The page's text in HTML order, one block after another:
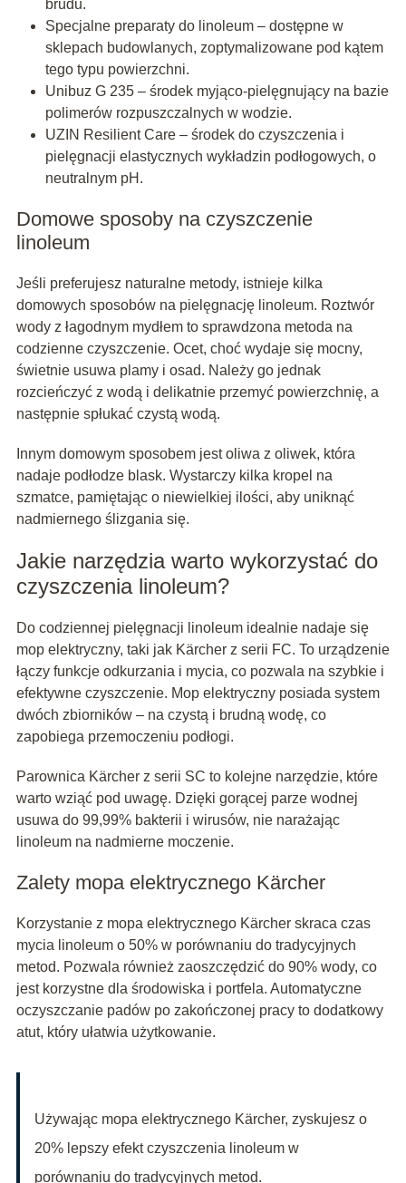
brudu.
Specjalne preparaty do linoleum – dostępne w
sklepach budowlanych, zoptymalizowane pod kątem
tego typu powierzchni.
Unibuz G 235 – środek myjąco-pielęgnujący na bazie
polimerów rozpuszczalnych w wodzie.
UZIN Resilient Care – środek do czyszczenia i
pielęgnacji elastycznych wykładzin podłogowych, o
neutralnym pH.
Domowe sposoby na czyszczenie
linoleum
Jeśli preferujesz naturalne metody, istnieje kilka
domowych sposobów na pielęgnację linoleum. Roztwór
wody z łagodnym mydłem to sprawdzona metoda na
codzienne czyszczenie. Ocet, choć wydaje się mocny,
świetnie usuwa plamy i osad. Należy go jednak
rozcieńczyć z wodą i delikatnie przemyć powierzchnię, a
następnie spłukać czystą wodą.
Innym domowym sposobem jest oliwa z oliwek, która
nadaje podłodze blask. Wystarczy kilka kropel na
szmatce, pamiętając o niewielkiej ilości, aby uniknąć
nadmiernego ślizgania się.
Jakie narzędzia warto wykorzystać do
czyszczenia linoleum?
Do codziennej pielęgnacji linoleum idealnie nadaje się
mop elektryczny, taki jak Kärcher z serii FC. To urządzenie
łączy funkcje odkurzania i mycia, co pozwala na szybkie i
efektywne czyszczenie. Mop elektryczny posiada system
dwóch zbiorników – na czystą i brudną wodę, co
zapobiega przemoczeniu podłogi.
Parownica Kärcher z serii SC to kolejne narzędzie, które
warto wziąć pod uwagę. Dzięki gorącej parze wodnej
usuwa do 99,99% bakterii i wirusów, nie narażając
linoleum na nadmierne moczenie.
Zalety mopa elektrycznego Kärcher
Korzystanie z mopa elektrycznego Kärcher skraca czas
mycia linoleum o 50% w porównaniu do tradycyjnych
metod. Pozwala również zaoszczędzić do 90% wody, co
jest korzystne dla środowiska i portfela. Automatyczne
oczyszczanie padów po zakończonej pracy to dodatkowy
atut, który ułatwia użytkowanie.
Używając mopa elektrycznego Kärcher, zyskujesz o
20% lepszy efekt czyszczenia linoleum w
porównaniu do tradycyjnych metod.